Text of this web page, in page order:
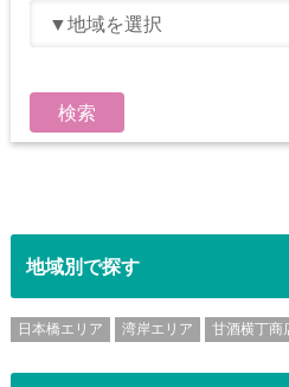
地域別で探す
日本橋エリア 湾岸エリア 甘酒横丁商